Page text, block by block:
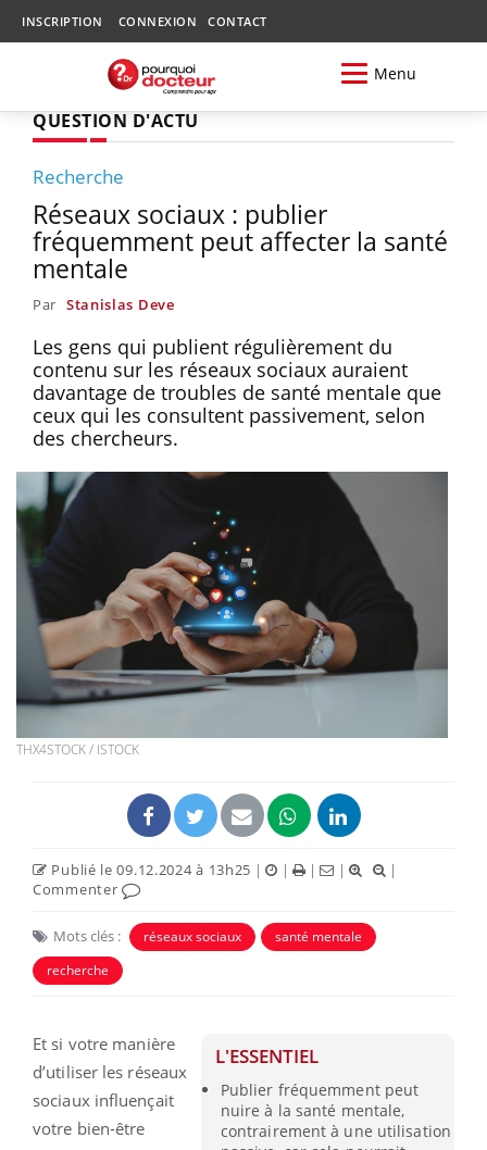
INSCRIPTION CONNEXION CONTACT
Menu
QUESTION D'ACTU
Recherche
Réseaux sociaux : publier
fréquemment peut affecter la santé
mentale
Par Stanislas Deve
Les gens qui publient régulièrement du
contenu sur les réseaux sociaux auraient
davantage de troubles de santé mentale que
ceux qui les consultent passivement, selon
des chercheurs.
THX4STOCK / ISTOCK
Publié le 09.12.2024 à 13h25 | | | |
|
Commenter
Mots clés : réseaux sociaux
santé mentale
recherche
L'ESSENTIEL
Publier fréquemment peut
nuire à la santé mentale,
contrairement à une utilisation
Et si votre manière
d’utiliser les réseaux
sociaux influençait
votre bien-être